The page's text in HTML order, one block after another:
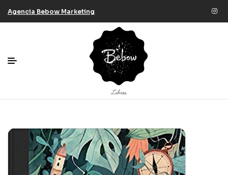
Agencia Bebow Marketing